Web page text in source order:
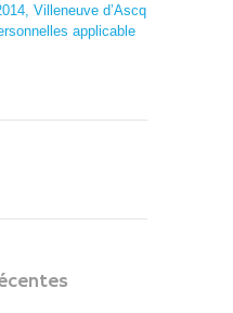
Villeneuve d’Ascq
applicable